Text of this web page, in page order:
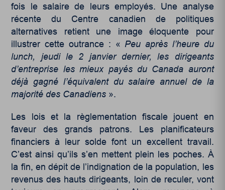
fois le salaire de leurs employés. Une analyse
récente du Centre canadien de politiques
alternatives retient une image éloquente pour
illustrer cette outrance : « Peu après l’heure du
lunch, jeudi le 2 janvier dernier, les dirigeants
d’entreprise les mieux payés du Canada auront
déjà gagné l’équivalent du salaire annuel de la
majorité des Canadiens ».
Les lois et la règlementation fiscale jouent en
faveur des grands patrons. Les planificateurs
financiers à leur solde font un excellent travail.
C’est ainsi qu’ils s’en mettent plein les poches. À
la fin, en dépit de l’indignation de la population, les
revenus des hauts dirigeants, loin de reculer, vont